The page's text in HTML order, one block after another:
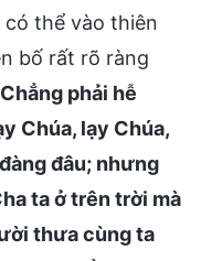
thể vào thiên
bố rất rõ ràng
Chẳng phải hễ
Chúa, lạy Chúa,
đâu; nhưng
ta ở trên trời mà
thưa cùng ta